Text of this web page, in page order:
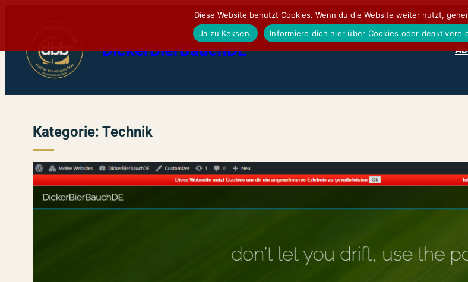
DickerBierBauchDE
Kategorie:Technik
Diese Website benutzt Cookies. Wenn du die Website weiter nutzt,
Ja zu Keksen.
Informiere dich hier über Cookies oder deaktivere